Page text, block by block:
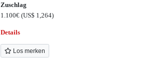
Zuschlag
1.100€(US$ 1,264)
Details
Los merken